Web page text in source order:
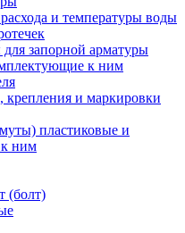
и температуры воды
запорной арматуры
к ним
крепления и маркировки
пластиковые и
ним
(болт)